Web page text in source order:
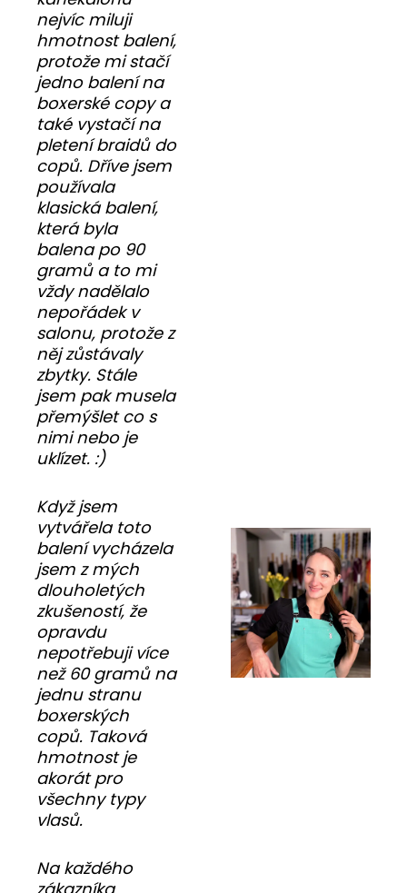
nejvíc miluji
hmotnost balení,
protože mi stačí
jedno balení na
boxerské copy a
také vystačí na
pletení braidů do
copů. Dříve jsem
používala
klasická balení,
která byla
balena po 90
gramů a to mi
vždy nadělalo
nepořádek v
salonu, protože z
něj zůstávaly
zbytky. Stále
jsem pak musela
přemýšlet co s
nimi nebo je
uklízet. :)
Když jsem
vytvářela toto
balení vycházela
jsem z mých
dlouholetých
zkušeností, že
opravdu
nepotřebuji více
než 60 gramů na
jednu stranu
boxerských
copů. Taková
hmotnost je
akorát pro
všechny typy
vlasů.
Na každého